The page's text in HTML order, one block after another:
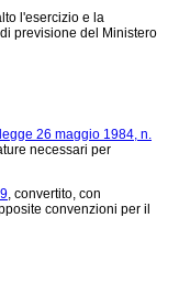
l'esercizio e la
previsione del Ministero
26 maggio 1984, n.
necessari per
, convertito, con
convenzioni per il